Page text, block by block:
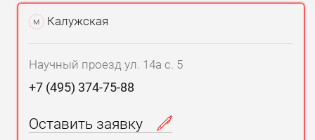
м Калужская
Научный проезд ул. 14а с. 5
+7 (495) 374-75-88
Оставить заявку